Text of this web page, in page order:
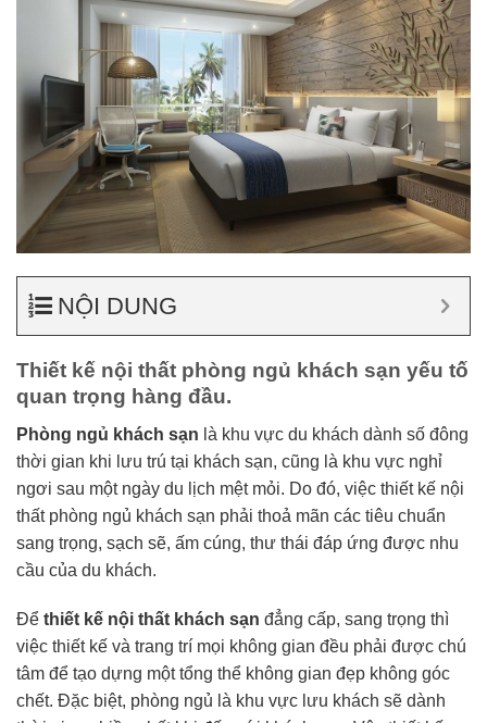
NỘI DUNG
Thiết kế nội thất phòng ngủ khách sạn yếu tố
quan trọng hàng đầu.
Phòng ngủ khách sạn là khu vực du khách dành số đông
thời gian khi lưu trú tại khách sạn, cũng là khu vực nghỉ
ngơi sau một ngày du lịch mệt mỏi. Do đó, việc thiết kế nội
thất phòng ngủ khách sạn phải thoả mãn các tiêu chuẩn
sang trọng, sạch sẽ, ấm cúng, thư thái đáp ứng được nhu
cầu của du khách.
Để thiết kế nội thất khách sạn đẳng cấp, sang trọng thì
việc thiết kế và trang trí mọi không gian đều phải được chú
tâm để tạo dựng một tổng thể không gian đẹp không góc
chết. Đặc biệt, phòng ngủ là khu vực lưu khách sẽ dành